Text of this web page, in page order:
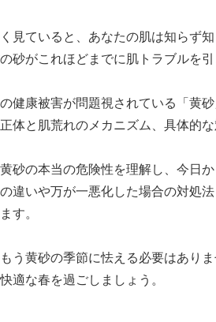
見ていると、あなたの肌は知らず
砂がこれほどまでに肌トラブルを
健康被害が問題視されている「黄
体と肌荒れのメカニズム、具体的
砂の本当の危険性を理解し、今日
違いや万が一悪化した場合の対処
す。
う黄砂の季節に怯える必要はあり
適な春を過ごしましょう。